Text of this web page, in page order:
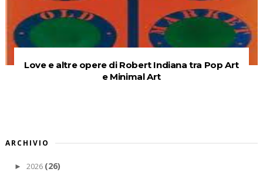
Love e altre opere di Robert Indiana tra Pop Art
e Minimal Art
ARCHIVIO
► 2026 (26)